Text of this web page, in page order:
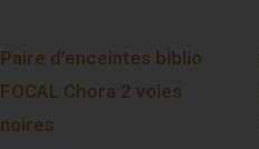
Paire d’enceintes biblio
FOCAL Chora 2 voies
noires